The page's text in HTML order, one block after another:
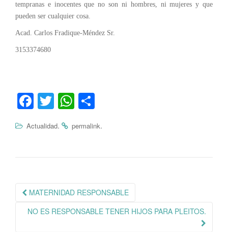
tempranas e inocentes que no son ni hombres, ni mujeres y que
pueden ser cualquier cosa.
Acad. Carlos Fradique-Méndez Sr.
3153374680
Fa
bo
T
tte
W
ts
m
Actualidad. permalink.
Navegación
de
MATERNIDAD RESPONSABLE
NO ES RESPONSABLE TENER HIJOS PARA PLEITOS.